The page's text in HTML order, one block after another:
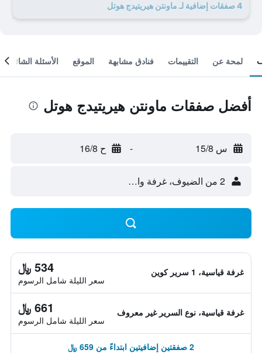
4 صفقات إضافية لـ ماونتن هيريتيدج هوتل
لمحة عن التقييمات فنادق مشابهة الموقع الأسئلة الشائعة
أفضل صفقات ماونتن هيريتيدج هوتل
س 15/8 - ح 16/8
2 من الضيوف، غرفة واحدة
غرفة قياسية، 1 سرير كوين 534 ﷼
سعر الليلة شامل الرسوم
غرفة قياسية، نوع السرير غير معروف 661 ﷼
سعر الليلة شامل الرسوم
2 صفقتين إضافيتين ابتداءً من 659 ﷼